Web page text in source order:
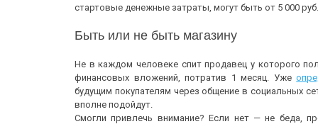
стартовые денежные затраты, могут быть от 5 000 руб.
Быть или не быть магазину
Не в каждом человеке спит продавец у которого
финансовых вложений, потратив 1 месяц. Уже
будущим покупателям через общение в социальных
вполне подойдут.
Смогли привлечь внимание? Если нет — не беда,